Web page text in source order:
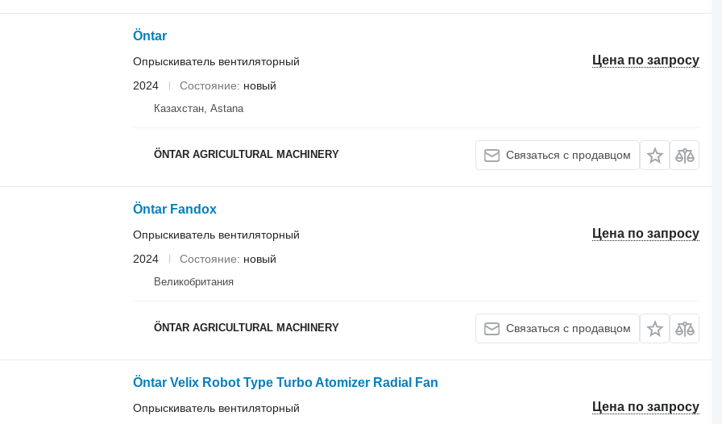
Öntar
Цена по запросу
Опрыскиватель вентиляторный
2024
Состояние новый
Казахстан, Astana
ÖNTAR AGRICULTURAL MACHINERY Связаться с продавцом
Öntar Fandox
Цена по запросу
Опрыскиватель вентиляторный
2024
Состояние новый
Великобритания
ÖNTAR AGRICULTURAL MACHINERY Связаться с продавцом
Öntar Velix Robot Type Turbo Atomizer Radial Fan
Цена по запросу
Опрыскиватель вентиляторный